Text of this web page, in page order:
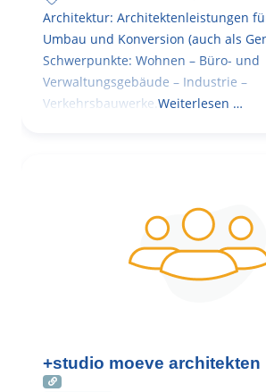
Architektur: Architektenleistungen
Umbau und Konversion (auch als
Schwerpunkte: Wohnen – Büro- und
Verwaltungsgebäude – Industrie –
Verkehrsbauwerke. Weiterlesen …
+studio moeve architekten